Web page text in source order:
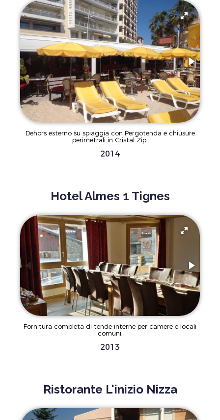
Dehors esterno su spiaggia con Pergotenda e chiusure
perimetrali in Cristal Zip.
2014
Hotel Almes 1 Tignes
Fornitura completa di tende interne per camere e locali
comuni.
2013
Ristorante L'inizio Nizza